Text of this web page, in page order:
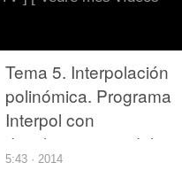
Tema 5. Interpolación
polinómica. Programa
Interpol con
desplazamiento del
origen. Error de
5:43 · 2014